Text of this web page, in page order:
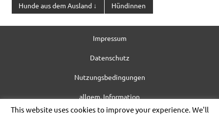
Hunde aus dem Ausland ↓ Hündinnen
Impressum
Datenschutz
Nutzungsbedingungen
allgem. Information
This website uses cookies to improve your experience. We'll